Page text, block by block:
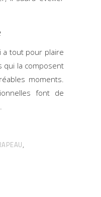
a tout pour plaire
qui la composent
moments.
font de
,